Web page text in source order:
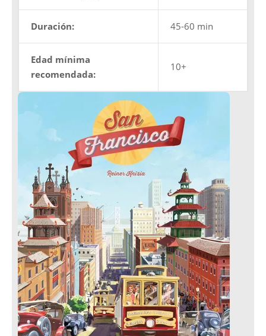
Duración: 45-60 min
Edad mínima
recomendada:
10+